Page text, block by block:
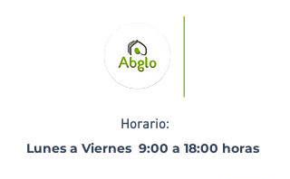
Horario:
Lunes a Viernes 9:00 a 18:00 horas ​